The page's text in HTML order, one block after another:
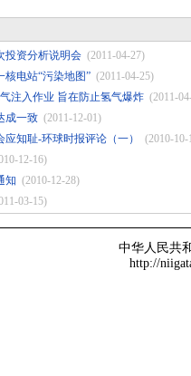
投资分析说明会 (2011-04-27)
电站“污染地图” (2011-04-25)
注入作业 旨在防止氢气爆炸 (2011-
成一致 (2011-12-01)
知耻-环球时报评论（一）
(2010-10-
12-16)
知 (2010-12-28)
03-15)
中华人民共
http://